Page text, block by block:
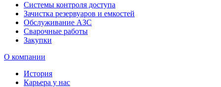
Системы контроля доступа
Зачистка резервуаров и емкостей
Обслуживание АЗС
Сварочные работы
Закупки
О компании
История
Карьера у нас